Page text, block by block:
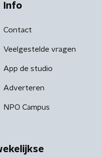
Info
Contact
Veelgestelde vragen
App de studio
Adverteren
NPO Campus